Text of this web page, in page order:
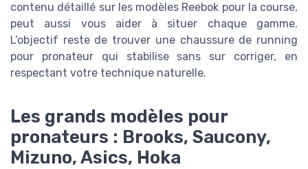
contenu détaillé sur les modèles Reebok pour la course,
peut aussi vous aider à situer chaque gamme.
L’objectif reste de trouver une chaussure de running
pour pronateur qui stabilise sans sur corriger, en
respectant votre technique naturelle.
Les grands modèles pour
pronateurs : Brooks, Saucony,
Mizuno, Asics, Hoka